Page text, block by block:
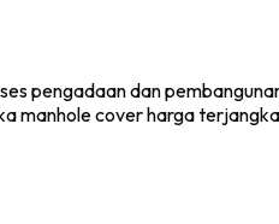
pengadaan dan
manhole cover harga